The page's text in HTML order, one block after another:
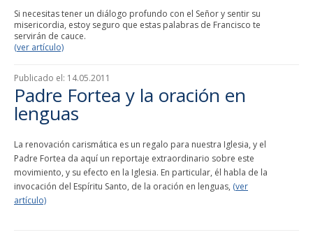
Si necesitas tener un diálogo profundo con el Señor y sentir su
misericordia, estoy seguro que estas palabras de Francisco te
servirán de cauce.
(ver artículo)
Publicado el: 14.05.2011
Padre Fortea y la oración en
lenguas
La renovación carismática es un regalo para nuestra Iglesia, y el
Padre Fortea da aquí un reportaje extraordinario sobre este
movimiento, y su efecto en la Iglesia. En particular, él habla de la
invocación del Espíritu Santo, de la oración en lenguas, (ver
artículo)